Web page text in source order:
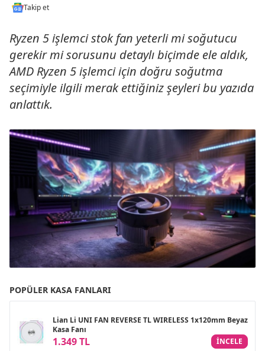
Takip et
Ryzen 5 işlemci stok fan yeterli mi soğutucu
gerekir mi sorusunu detaylı biçimde ele aldık,
AMD Ryzen 5 işlemci için doğru soğutma
seçimiyle ilgili merak ettiğiniz şeyleri bu yazıda
anlattık.
POPÜLER KASA FANLARI
Lian Li UNI FAN REVERSE TL WIRELESS 1x120mm Beyaz
Kasa Fanı
1.349 TL INCELE